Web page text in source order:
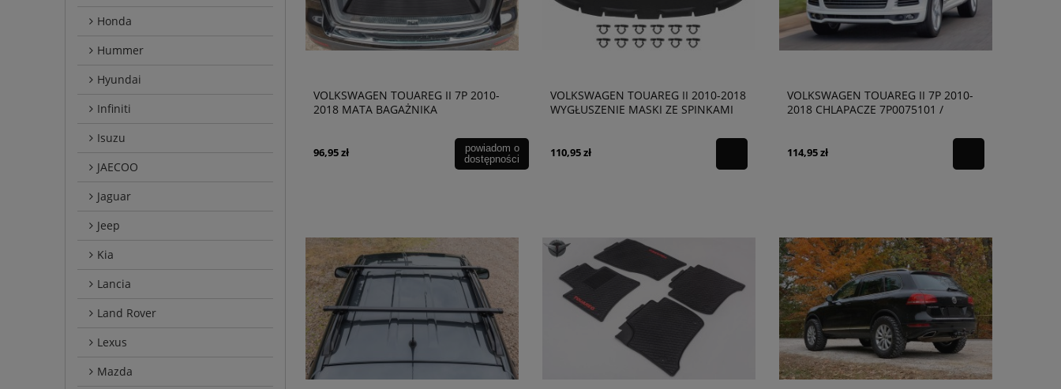
Honda
Hummer
Hyundai
Infiniti
Isuzu
JAECOO
Jaguar
Jeep
Kia
Lancia
Land Rover
Lexus
Mazda
VOLKSWAGEN TOUAREG II 7P 2010-
2018 MATA BAGAŻNIKA
96,95 zł
powiadom o
dostępności
VOLKSWAGEN TOUAREG II 2010-2018
WYGŁUSZENIE MASKI ZE SPINKAMI
110,95 zł
VOLKSWAGEN TOUAREG II 7P 2010-
2018 CHLAPACZE 7P0075101 /
114,95 zł